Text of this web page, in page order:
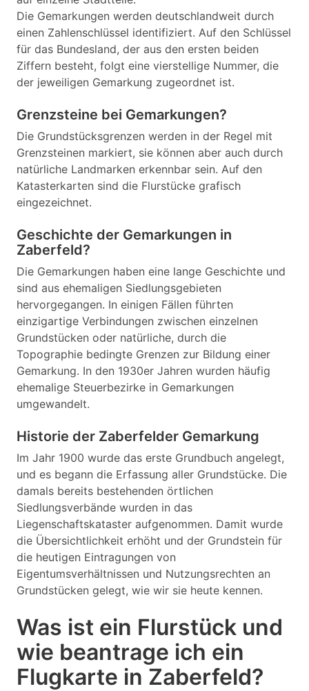
Die Gemarkungen werden deutschlandweit durch
einen Zahlenschlüssel identifiziert. Auf den Schlüssel
für das Bundesland, der aus den ersten beiden
Ziffern besteht, folgt eine vierstellige Nummer, die
der jeweiligen Gemarkung zugeordnet ist.
Grenzsteine bei Gemarkungen?
Die Grundstücksgrenzen werden in der Regel mit
Grenzsteinen markiert, sie können aber auch durch
natürliche Landmarken erkennbar sein. Auf den
Katasterkarten sind die Flurstücke grafisch
eingezeichnet.
Geschichte der Gemarkungen in
Zaberfeld?
Die Gemarkungen haben eine lange Geschichte und
sind aus ehemaligen Siedlungsgebieten
hervorgegangen. In einigen Fällen führten
einzigartige Verbindungen zwischen einzelnen
Grundstücken oder natürliche, durch die
Topographie bedingte Grenzen zur Bildung einer
Gemarkung. In den 1930er Jahren wurden häufig
ehemalige Steuerbezirke in Gemarkungen
umgewandelt.
Historie der Zaberfelder Gemarkung
Im Jahr 1900 wurde das erste Grundbuch angelegt,
und es begann die Erfassung aller Grundstücke. Die
damals bereits bestehenden örtlichen
Siedlungsverbände wurden in das
Liegenschaftskataster aufgenommen. Damit wurde
die Übersichtlichkeit erhöht und der Grundstein für
die heutigen Eintragungen von
Eigentumsverhältnissen und Nutzungsrechten an
Grundstücken gelegt, wie wir sie heute kennen.
Was ist ein Flurstück und
wie beantrage ich ein
Flugkarte in Zaberfeld?